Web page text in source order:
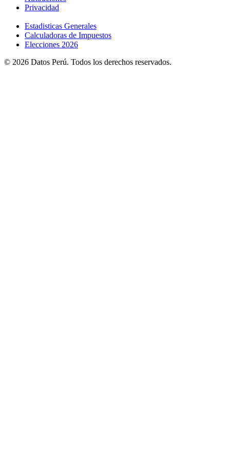
Privacidad
Estadisticas Generales
Calculadoras de Impuestos
Elecciones 2026
© 2026 Datos Perú. Todos los derechos reservados.